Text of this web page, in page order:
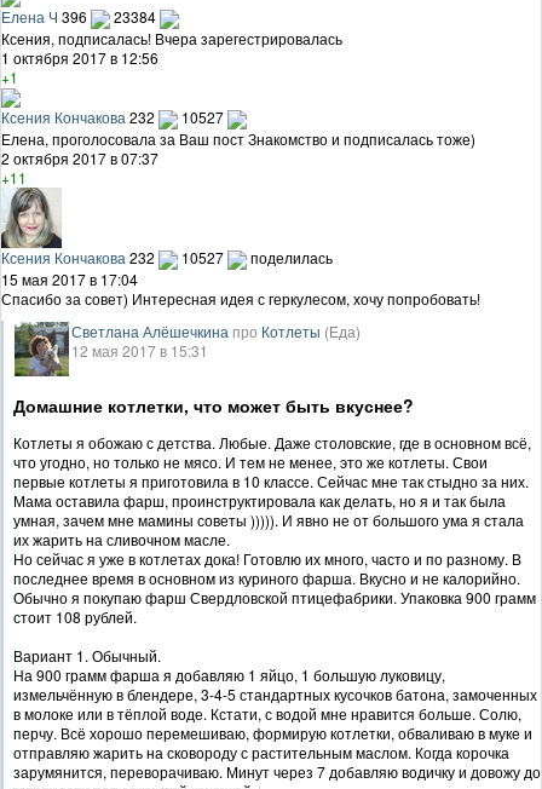
Елена Ч 396
23384
Ксения, подписалась! Вчера зарегестрировалась
1 октября 2017 в 12:56
+1
Ксения Кончакова232
10527
Елена, проголосовала за Ваш пост Знакомство и подписалась тоже)
2 октября 2017 в 07:37
+11
Ксения Кончакова 232 10527
поделилась
15 мая 2017 в 17:04
Спасибо за совет) Интересная идея с геркулесом, хочу попробовать!
Светлана Алёшечкина про Котлеты (Еда)
12 мая 2017 в 15:31
Домашние котлетки, что может быть вкуснее?
Котлеты я обожаю с детства. Любые. Даже столовские, где в основном всё,
что угодно, но только не мясо. И тем не менее, это же котлеты. Свои
первые котлеты я приготовила в 10 классе. Сейчас мне так стыдно за них.
Мама оставила фарш, проинструктировала как делать, но я и так была
умная, зачем мне мамины советы ))))). И явно не от большого ума я стала
их жарить на сливочном масле.
Но сейчас я уже в котлетах дока! Готовлю их много, часто и по разному. В
последнее время в основном из куриного фарша. Вкусно и не калорийно.
Обычно я покупаю фарш Свердловской птицефабрики. Упаковка 900 грамм
стоит 108 рублей.
Вариант 1. Обычный.
На 900 грамм фарша я добавляю 1 яйцо, 1 большую луковицу,
измельчённую в блендере, 3-4-5 стандартных кусочков батона, замоченных
в молоке или в тёплой воде. Кстати, с водой мне нравится больше. Солю,
перчу. Всё хорошо перемешиваю, формирую котлетки, обваливаю в муке и
отправляю жарить на сковороду с растительным маслом. Когда корочка
зарумянится, переворачиваю. Минут через 7 добавляю водичку и довожу до